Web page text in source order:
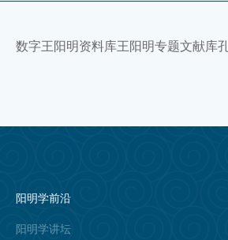
数字王阳明资料库王阳明专题文献库
阳明学前沿
阳明学讲坛